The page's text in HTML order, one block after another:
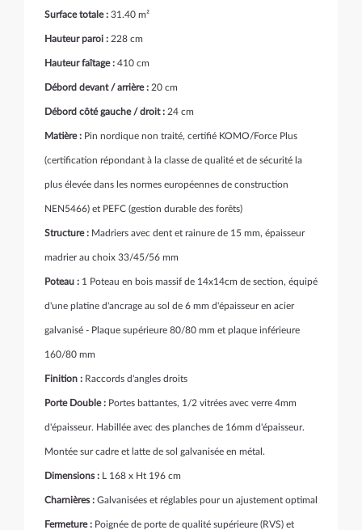
Surface totale : 31.40 m²
Hauteur paroi : 228 cm
Hauteur faîtage : 410 cm
Débord devant / arrière : 20 cm
Débord côté gauche / droit : 24 cm
Matière : Pin nordique non traité, certifié KOMO/Force Plus
(certification répondant à la classe de qualité et de sécurité la
plus élevée dans les normes européennes de construction
NEN5466) et PEFC (gestion durable des forêts)
Structure : Madriers avec dent et rainure de 15 mm, épaisseur
madrier au choix 33/45/56 mm
Poteau : 1 Poteau en bois massif de 14x14cm de section, équipé
d'une platine d'ancrage au sol de 6 mm d'épaisseur en acier
galvanisé - Plaque supérieure 80/80 mm et plaque inférieure
160/80 mm
Finition : Raccords d'angles droits
Porte Double : Portes battantes, 1/2 vitrées avec verre 4mm
d'épaisseur. Habillée avec des planches de 16mm d'épaisseur.
Montée sur cadre et latte de sol galvanisée en métal.
Dimensions : L 168 x Ht 196 cm
Charnières : Galvanisées et réglables pour un ajustement optimal
Fermeture : Poignée de porte de qualité supérieure (RVS) et